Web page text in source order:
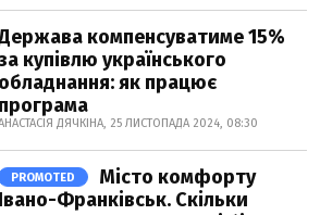
компенсуватиме 15%
купівлю українського
обладнання: як працює
програма
ДЯЧКІНА, 25 ЛИСТОПАДА 2024, 08:30
PROMOTED
Місто комфорту
Івано-Франківськ. Скільки